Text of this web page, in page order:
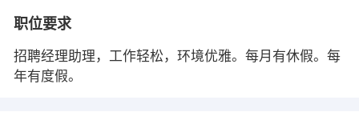
职位要求
招聘经理助理，工作轻松，环境优雅。每月有休假。每
年有度假。